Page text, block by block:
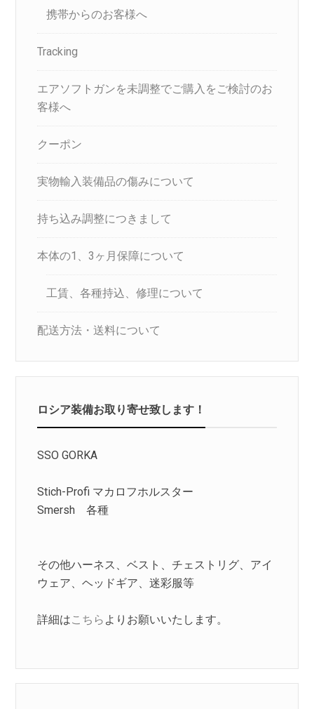
携帯からのお客様へ
Tracking
エアソフトガンを未調整でご購入をご検討のお
客様へ
クーポン
実物輸入装備品の傷みについて
持ち込み調整につきまして
本体の1、3ヶ月保障について
工賃、各種持込、修理について
配送方法・送料について
ロシア装備お取り寄せ致します！
SSO GORKA
Stich-Profi マカロフホルスター
Smersh 各種
その他ハーネス、ベスト、チェストリグ、アイ
ウェア、ヘッドギア、迷彩服等
詳細はこちら よりお願いいたします。